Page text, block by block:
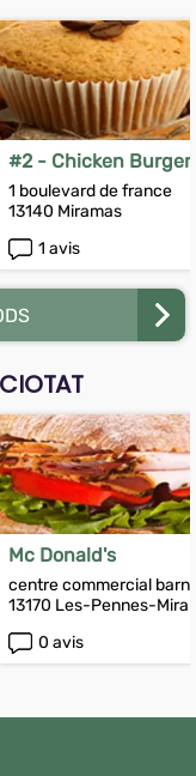
#2 - Chicken Burger
1 boulevard de france
13140 Miramas
1 avis
Mc Donald's
centre commercial
13170 Les-Pennes-
0 avis